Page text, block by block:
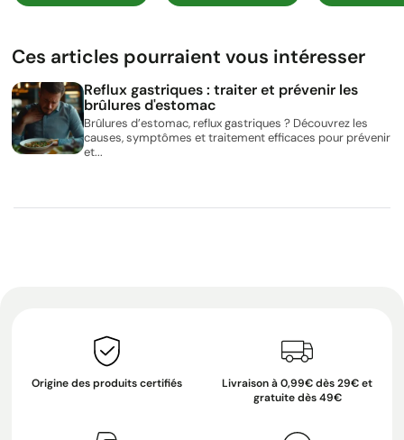
Ces articles pourraient vous intéresser
Reflux gastriques : traiter et prévenir les
brûlures d'estomac
Brûlures d’estomac, reflux gastriques ? Découvrez les
causes, symptômes et traitement efficaces pour prévenir
et...
Origine des produits certifiés
Livraison à 0,99€ dès 29€ et
gratuite dès 49€